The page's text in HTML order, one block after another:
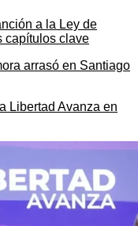
a la Ley de
capítulos clave
Libertad Avanza en